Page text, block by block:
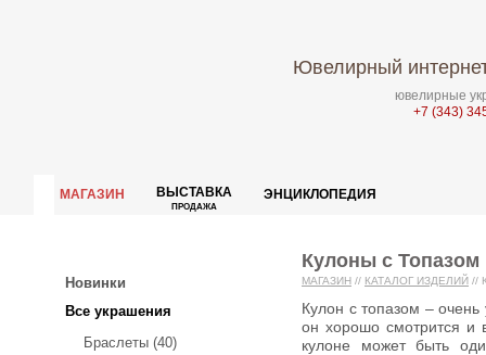
Ювелирный
ювелирные
+7 (343)
МАГАЗИН ВЫСТАВКА
ПРОДАЖА
ЭНЦИКЛОПЕДИЯ
Новинки
Все украшения
Браслеты (40)
Кулоны с Топазом
МАГАЗИН // КАТАЛОГ ИЗДЕЛИЙ //
Кулон с топазом – очень утонченное и изысканное украшение,
он хорошо смотрится и
кулоне может быть